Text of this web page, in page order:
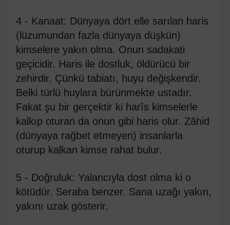
4 - Kanaat: Dünyaya dört elle sarılan haris
(lüzumundan fazla dünyaya düşkün)
kimselere yakın olma. Onun sadakati
geçicidir. Haris ile dostluk, öldürücü bir
zehirdir. Çünkü tabiatı, huyu değişkendir.
Belki türlü huylara bürünmekte ustadır.
Fakat şu bir gerçektir ki harîs kimselerle
kalkıp oturan da onun gibi haris olur. Zâhid
(dünyaya rağbet etmeyen) insanlarla
oturup kalkan kimse rahat bulur.
5 - Doğruluk: Yalancıyla dost olma ki o
kötüdür. Seraba benzer. Sana uzağı yakın,
yakını uzak gösterir.